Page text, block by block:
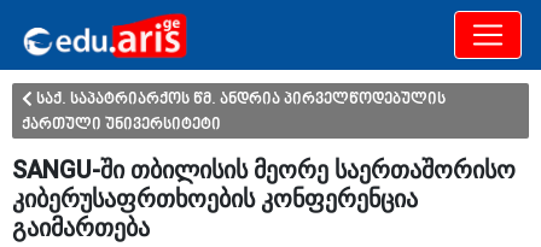
განათლება
საქ. საპატრიარქოს წმ. ანდრია პირველწოდებულის
ქართული უნივერსიტეტი
SANGU-ში თბილისის მეორე საერთაშორისო
კიბერუსაფრთხოების კონფერენცია
გაიმართება